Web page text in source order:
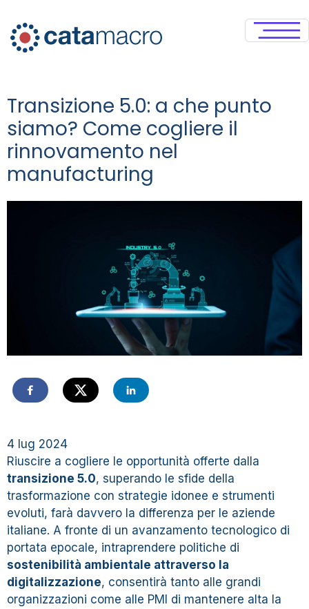
Transizione 5.0: a che punto
siamo? Come cogliere il
rinnovamento nel
manufacturing
4 lug 2024
Riuscire a cogliere le opportunità offerte dalla
transizione 5.0, superando le sfide della
trasformazione con strategie idonee e strumenti
evoluti, farà davvero la differenza per le aziende
italiane. A fronte di un avanzamento tecnologico di
portata epocale, intraprendere politiche di
sostenibilità ambientale attraverso la
digitalizzazione, consentirà tanto alle grandi
organizzazioni come alle PMI di mantenere alta la